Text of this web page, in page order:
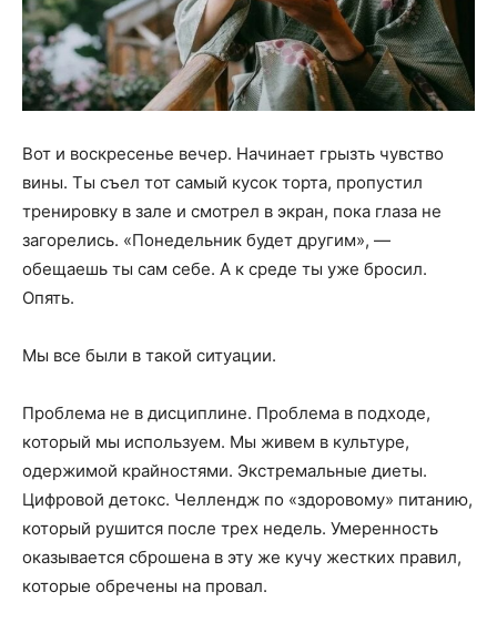
Вот и воскресенье вечер. Начинает грызть чувство
вины. Ты съел тот самый кусок торта, пропустил
тренировку в зале и смотрел в экран, пока глаза не
загорелись. «Понедельник будет другим», —
обещаешь ты сам себе. А к среде ты уже бросил.
Опять.
Мы все были в такой ситуации.
Проблема не в дисциплине. Проблема в подходе,
который мы используем. Мы живем в культуре,
одержимой крайностями. Экстремальные диеты.
Цифровой детокс. Челлендж по «здоровому» питанию,
который рушится после трех недель. Умеренность
оказывается сброшена в эту же кучу жестких правил,
которые обречены на провал.